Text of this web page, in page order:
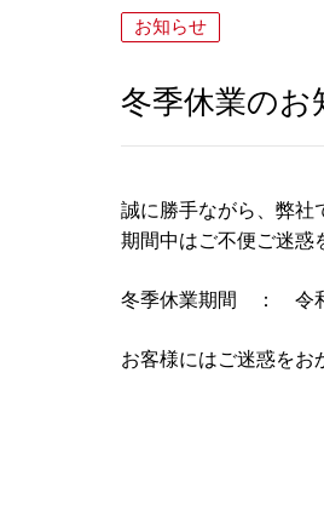
お知らせ
冬季休業のお
誠に勝手ながら、弊社
期間中はご不便ご迷惑
冬季休業期間 ： 令
お客様にはご迷惑をお